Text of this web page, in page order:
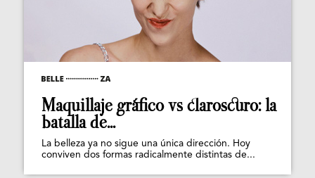
Maquillaje gráfico vs claroscuro: la
batalla de...
La belleza ya no sigue una única dirección. Hoy
conviven dos formas radicalmente distintas de...